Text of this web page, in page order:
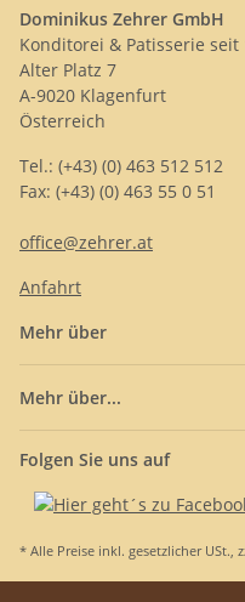
Dominikus Zehrer GmbH
Konditorei & Patisserie seit
Alter Platz 7
A-9020 Klagenfurt
Österreich
Tel.: (+43) (0) 463 512 512
Fax: (+43) (0) 463 55 0 51
office@zehrer.at
Anfahrt
Mehr über
Mehr über...
Folgen Sie uns auf
* Alle Preise inkl. gesetzlicher USt.,